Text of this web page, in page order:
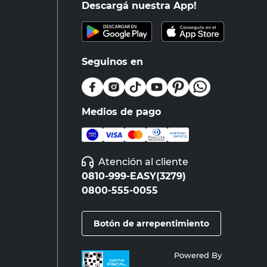
Descargá nuestra App!
Seguinos en
Medios de pago
Atención al cliente
0810-999-EASY(3279)
0800-555-0055
Botón de arrepentimiento
Powered By